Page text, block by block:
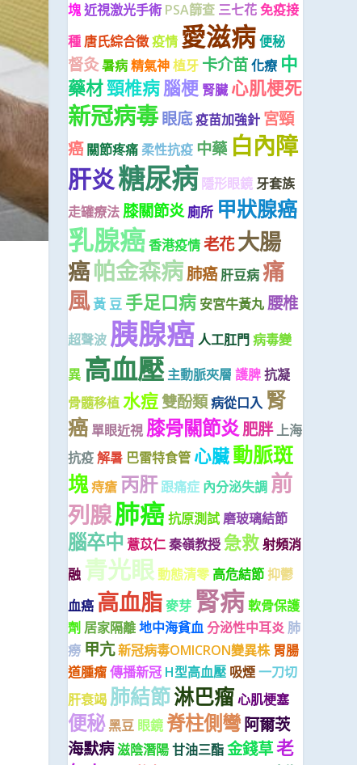
塊近視激光手術 PSA篩查 三七花免疫接
種唐氏綜合徵疫情 愛滋病便秘
督灸暑病精氣神植牙 卡介苗化療 中
藥材頸椎病腦梗 腎臟 心肌梗死
新冠病毒眼底疫苗加強針 宮頸
癌 關節疼痛 柔性抗疫 中藥 白內障
肝炎糖尿病 隱形眼鏡牙套族
走罐療法 膝關節炎 廁所 甲狀腺癌
乳腺癌香港疫情老花大腸
癌帕金森病肺癌 肝豆病痛
風黃 豆 手足口病 安宮牛黃丸 腰椎
超聲波 胰腺癌人工肛門 病毒變
異 高血壓 主動脈夾層 護脾抗凝
骨髓移植水痘雙酚類病從口入 腎
癌 單眼近視 膝骨關節炎肥胖 上海
抗疫解暑 巴雷特食管 心臟動脈斑
塊痔瘡 丙肝跟痛症 內分泌失調 前
列腺肺癌抗原測試磨玻璃結節
腦卒中 薏苡仁秦嶺教授 急救射頻消
融 青光眼動態清零 高危結節 抑鬱
血癌 高血脂麥芽 腎病軟骨保護
劑 居家隔離地中海貧血分泌性中耳炎 肺
癆 甲亢新冠病毒OMICRON變異株 胃腸
道腫瘤傳播新冠 H型高血壓 吸煙一刀切
肝衰竭 肺結節淋巴瘤心肌梗塞
便秘 黑豆 眼鏡脊柱側彎阿爾茨
海默病滋陰潛陽甘油三酯金錢草老